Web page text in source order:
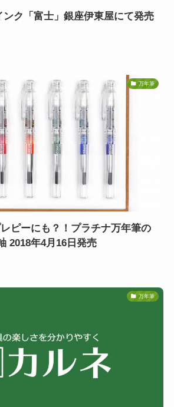
ンク「富士」銀座伊東屋にて発売
万年筆
ピーにも？！プラチナ万年筆の
2018年4月16日発売
万年筆